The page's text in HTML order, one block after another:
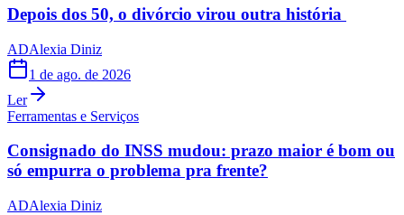
Depois dos 50, o divórcio virou outra história
ADAlexia Diniz
1 de ago. de 2026
Ler
Ferramentas e Serviços
Consignado do INSS mudou: prazo maior é bom ou
só empurra o problema pra frente?
ADAlexia Diniz